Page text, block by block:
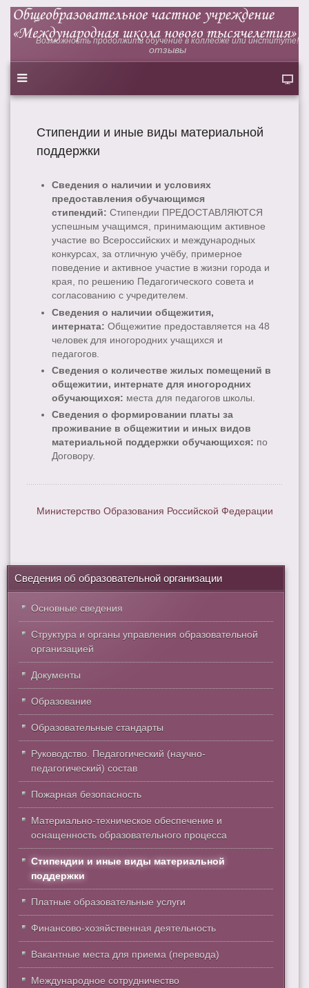
Возможность продолжить обучение в колледже или институте!
отзывы
Стипендии и иные виды материальной
поддержки
Сведения о наличии и условиях
предоставления обучающимся
стипендий:Стипендии ПРЕДОСТАВЛЯЮТСЯ
успешным учащимся, принимающим активное
участие во Всероссийских и международных
конкурсах, за отличную учёбу, примерное
поведение и активное участие в жизни города и
края, по решению Педагогического совета и
согласованию с учредителем.
Сведения о наличии общежития,
интерната:Общежитие предоставляется на 48
человек для иногородних учащихся и
педагогов.
Сведения о количестве жилых помещений в
общежитии, интернате для иногородних
обучающихся: места для педагогов школы.
Сведения о формировании платы за
проживание в общежитии и иных видов
материальной поддержки обучающихся: по
Договору.
Министерство Образования Российской Федерации
Сведения об образовательной организации
Основные сведения
Структура и органы управления образовательной
организацией
Документы
Образование
Образовательные стандарты
Руководство. Педагогический (научно-
педагогический) состав
Пожарная безопасность
Материально-техническое обеспечение и
оснащенность образовательного процесса
Стипендии и иные виды материальной
поддержки
Платные образовательные услуги
Финансово-хозяйственная деятельность
Вакантные места для приема (перевода)
Международное сотрудничество